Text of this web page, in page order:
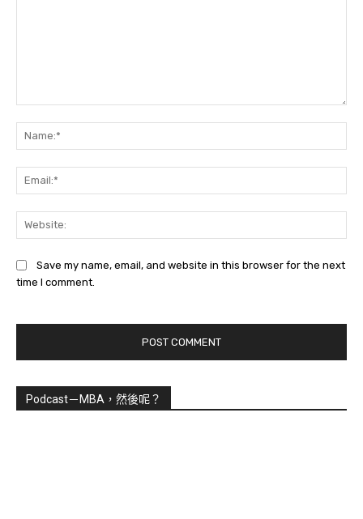
Save my name, email, and website in this browser for the next
time I comment.
Podcast－MBA，然後呢？